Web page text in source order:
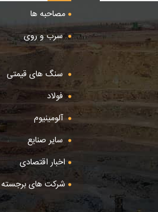
مصاحبه ها
سرب و روی
سنگ های قیمتی
فولاد
آلومینیوم
سایر صنایع
اخبار اقتصادی
شرکت های برجسته